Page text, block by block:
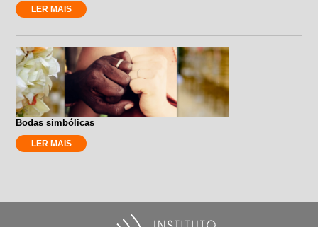
LER MAIS
Bodas simbólicas
LER MAIS